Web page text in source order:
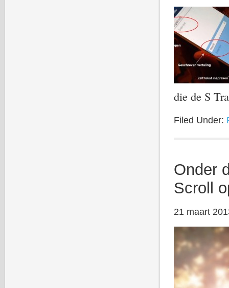
die de S
Filed Under:
Onder
Scroll
21 maart